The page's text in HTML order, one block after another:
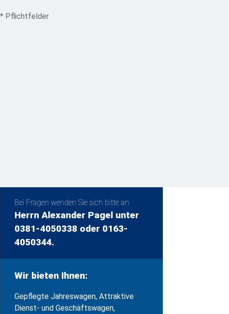
* Pflichtfelder
Bei Fragen wenden Sie sich bitte an
Herrn Alexander Pagel unter
0381-4050338 oder 0163-
4050344.
Wir bieten Ihnen:
Gepflegte Jahreswagen, Attraktive
Dienst- und Geschäftswagen,